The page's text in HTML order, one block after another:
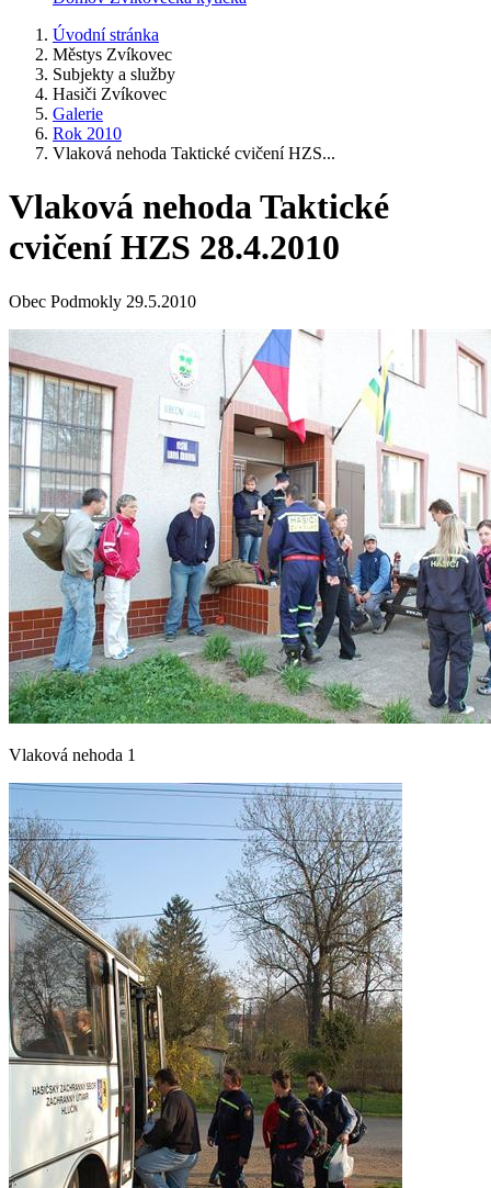
Úvodní stránka
Městys Zvíkovec
Subjekty a služby
Hasiči Zvíkovec
Galerie
Rok 2010
Vlaková nehoda Taktické cvičení HZS...
Vlaková nehoda Taktické
cvičení HZS 28.4.2010
Obec Podmokly 29.5.2010
Vlaková nehoda 1